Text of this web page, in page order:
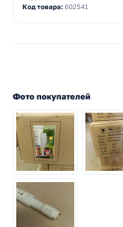
Код товара:602541
Фото покупателей